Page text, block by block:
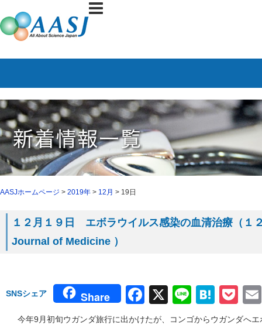
AASJホームページ > 2019年 > 12月 > 19日
１２月１９日 エボラウイルス感染の血清治療（１
Journal of Medicine ）
SNSシェア Share Facebook
X Line
今年9月初旬ウガンダ旅行に出かけたが、コンゴからウガンダへ